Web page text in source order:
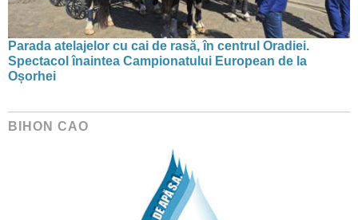
Parada atelajelor cu cai de rasă, în centrul Oradiei.
Spectacol înaintea Campionatului European de la
Oșorhei
BIHON CAO